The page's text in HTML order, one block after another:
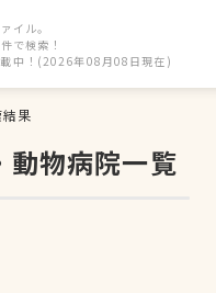
イル。
で検索！
中！(2026年08月08日現在)
果
動物病院一覧